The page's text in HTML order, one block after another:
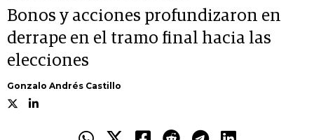
Bonos y acciones profundizaron en
derrape en el tramo final hacia las
elecciones
Gonzalo Andrés Castillo